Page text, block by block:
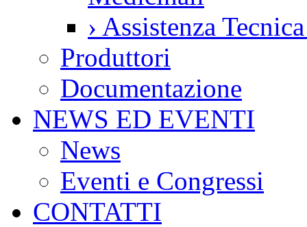
› Assistenza
Produttori
Documentazione
NEWS ED EVENTI
News
Eventi e Congressi
CONTATTI